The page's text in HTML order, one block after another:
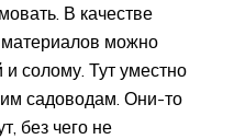
В качестве
можно
и солому. Тут уместно
садоводам. Они-то
без чего не